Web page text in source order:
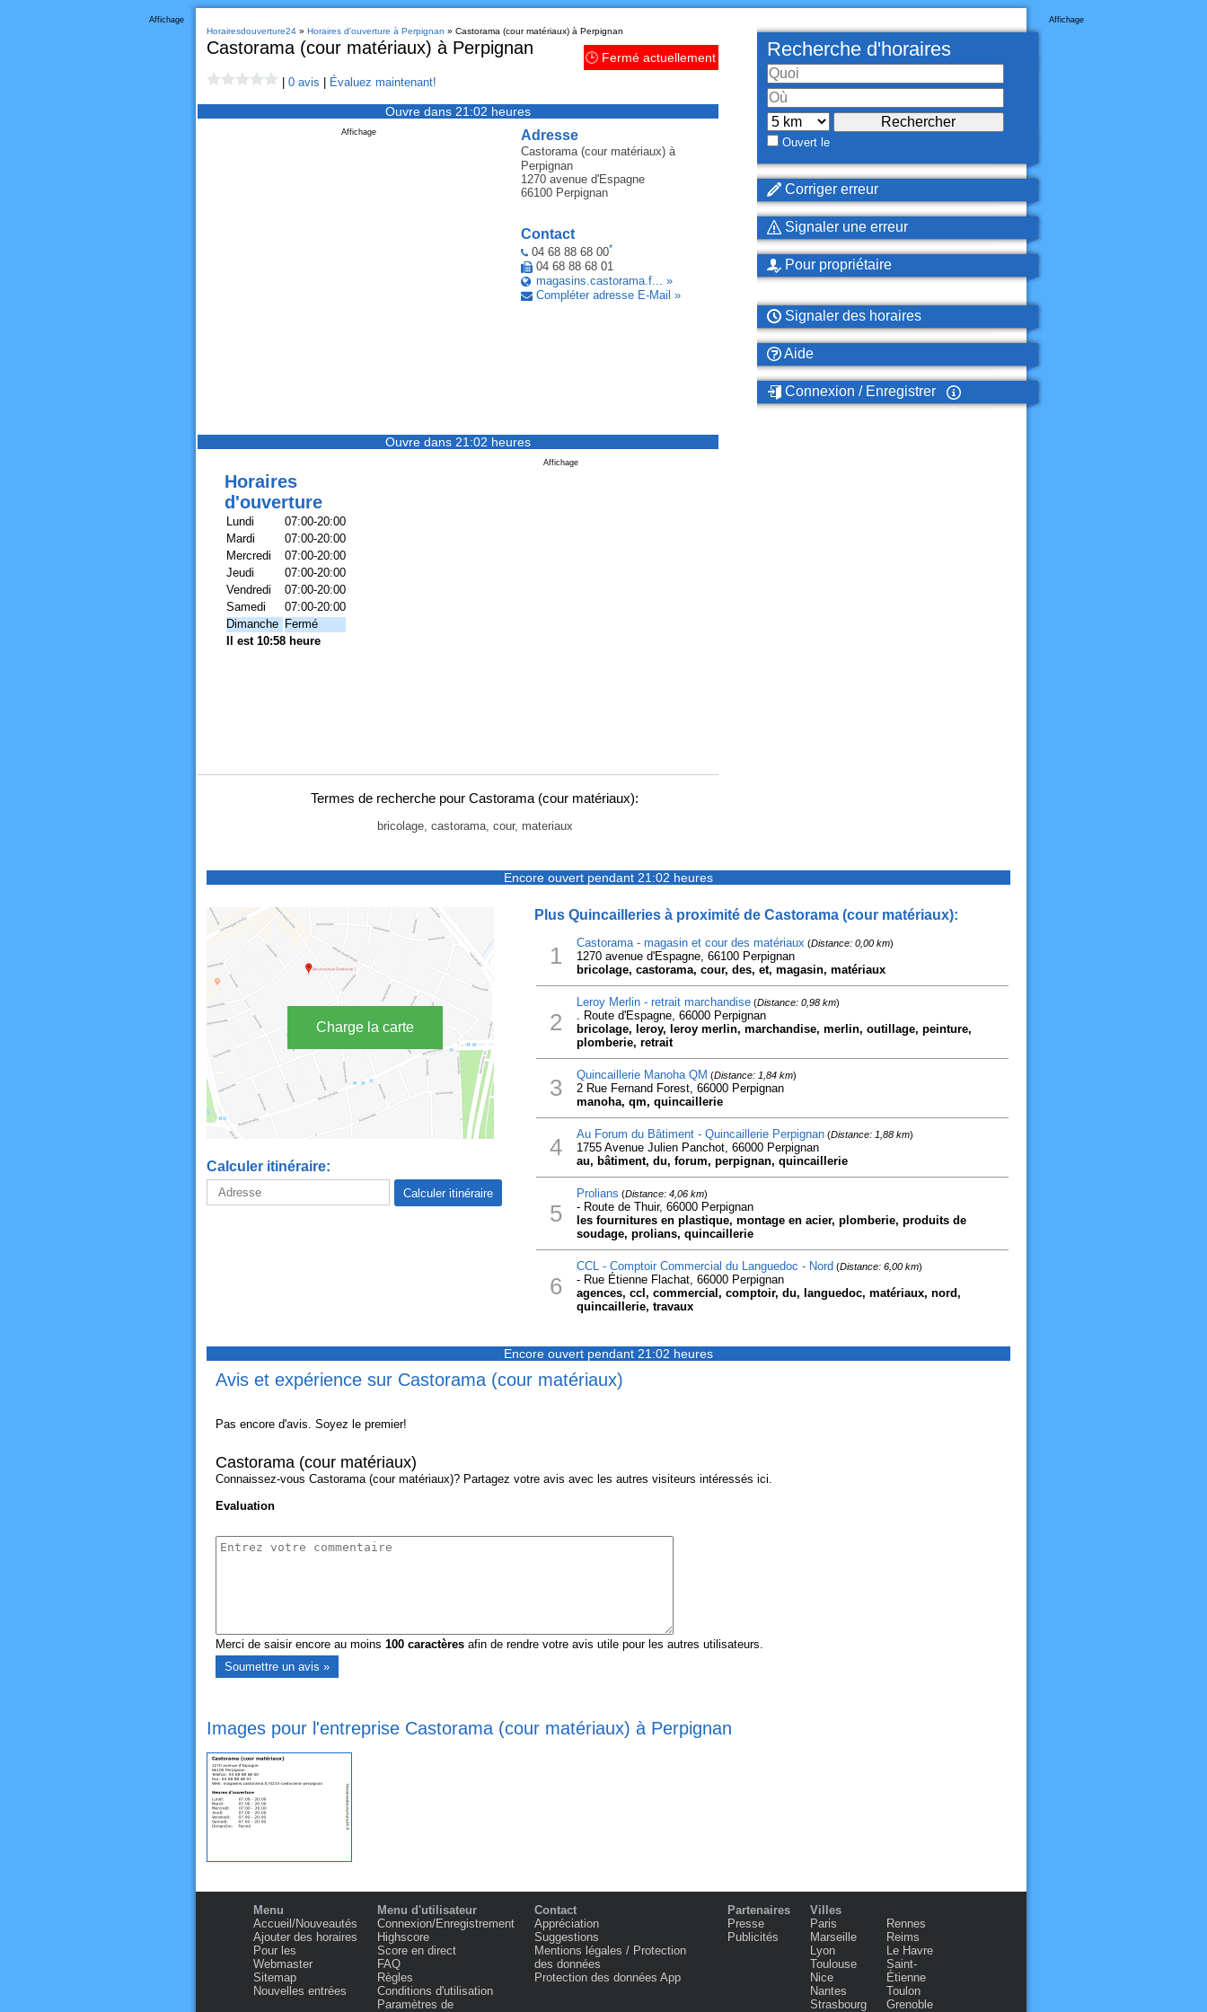
Affichage
Horairesdouverture24» Horaires d'ouverture à Perpignan » Castorama (cour matériaux) à Perpignan
Castorama (cour matériaux) à Perpignan 🕒 Fermé actuellement
0 avis Évaluez maintenant!
Ouvre dans 21:02 heures
Adresse
Castorama (cour matériaux)à
Perpignan
1270 avenue d'Espagne
66100 Perpignan
Contact
04 68 88 68 00*
04 68 88 68 01
magasins.castorama.f... »
Compléter adresse E-Mail »
Affichage
Ouvre dans 21:02 heures
Affichage
Horaires
d'ouverture
Lundi
07:00-20:00
Mardi
07:00-20:00
Mercredi
07:00-20:00
Jeudi
07:00-20:00
Vendredi
07:00-20:00
Samedi
07:00-20:00
Dimanche
Fermé
Il est 10:58 heure
Termes de recherche pour Castorama (cour matériaux):
bricolage, castorama, cour, materiaux
Affichage
Recherche d'horaires
Ouvert le
Corriger erreur
Signaler une erreur
Pour propriétaire
Signaler des horaires
Aide
Connexion / Enregistrer
Encore ouvert pendant 21:02 heures
Charge la carte
Calculer itinéraire:
Plus Quincailleries à proximité de Castorama (cour matériaux):
1 Castorama - magasin et cour des matériaux (Distance: 0,00 km)
1270 avenue d'Espagne, 66100 Perpignan
bricolage, castorama, cour, des, et, magasin, matériaux
2
Leroy Merlin - retrait marchandise(Distance: 0,98 km)
. Route d'Espagne, 66000 Perpignan
bricolage, leroy, leroy merlin, marchandise, merlin, outillage, peinture,
plomberie, retrait
3 Quincaillerie Manoha QM (Distance: 1,84 km)
2 Rue Fernand Forest, 66000 Perpignan
manoha, qm, quincaillerie
4 Au Forum du Bâtiment - Quincaillerie Perpignan(Distance: 1,88 km)
1755 Avenue Julien Panchot, 66000 Perpignan
au, bâtiment, du, forum, perpignan, quincaillerie
5
Prolians (Distance: 4,06 km)
- Route de Thuir, 66000 Perpignan
les fournitures en plastique, montage en acier, plomberie, produits de
soudage, prolians, quincaillerie
6
CCL - Comptoir Commercial du Languedoc - Nord (Distance: 6,00 km)
- Rue Étienne Flachat, 66000 Perpignan
agences, ccl, commercial, comptoir, du, languedoc, matériaux, nord,
quincaillerie, travaux
Encore ouvert pendant 21:02 heures
Avis et expérience sur Castorama (cour matériaux)
Pas encore d'avis. Soyez le premier!
Castorama (cour matériaux)
Connaissez-vous Castorama (cour matériaux)? Partagez votre avis avec les autres visiteurs intéressés ici.
Evaluation
Merci de saisir encore au moins 100caractèresafin de rendre votre avis utile pour les autres utilisateurs.
Images pour l'entreprise Castorama (cour matériaux) à Perpignan
Menu
Accueil/Nouveautés
Ajouter des horaires
Pour les
Webmaster
Sitemap
Nouvelles entrées
Menu d'utilisateur
Connexion/Enregistrement
Highscore
Score en direct
FAQ
Règles
Conditions d'utilisation
Paramètres de
Contact
Appréciation
Suggestions
Mentions légales / Protection
des données
Protection des données App
Partenaires
Presse
Publicités
Villes
Paris
Marseille
Lyon
Toulouse
Nice
Nantes
Strasbourg
Rennes
Reims
Le Havre
Saint-
Étienne
Toulon
Grenoble